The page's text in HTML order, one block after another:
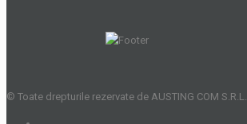
© Toate drepturile rezervate de AUSTING COM S.R.L.